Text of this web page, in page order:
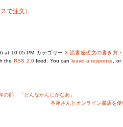
で注文）
at 10:05 PM カテゴリー3.読書感想文の書き方
the RSS 2.0feed. You can leave a response , or
の部 「どんなかんじかなあ」
本屋さんとオンライン書店を使